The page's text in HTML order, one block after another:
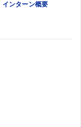
インターン概要